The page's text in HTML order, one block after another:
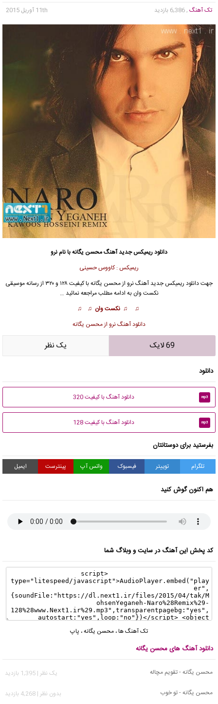
تک آهنگ , 6,386 بازدید 11th آوریل 2015
دانلودریمیکس جدید آهنگ محسن یگانه با نام نرو
ریمیکس : کاووس حسینی
جهت دانلود ریمیکس جدید آهنگ نرو ازمحسن یگانه
با کیفیت ۱۲۸ و ۳۲۰ از رسانه موسیقی
نکست وان به ادامه مطلب مراجعه نمائید …
♫ ♫ نکست وان ♫ ♫
دانلود آهنگ نرو از محسن یگانه
69 لایک يک نظر
دانلود
mp3 دانلود آهنگ با کیفیت 320
mp3 دانلود آهنگ با کیفیت 128
بفرستید برای دوستانتان
تلگرام توییتر فیسبوک واتس آپ پینترست ایمیل
هم اکنون گوش کنید
کد پخش این آهنگ در سایت و وبلاگ شما
تک آهنگ ها، محسن یگانه، پاپ
دانلود آهنگ های محسن یگانه
محسن یگانه - تقویم مچاله
يک نظر | 1,395 بازدید
محسن یگانه - تو خوب
بدون نظر | 4,268 بازدید